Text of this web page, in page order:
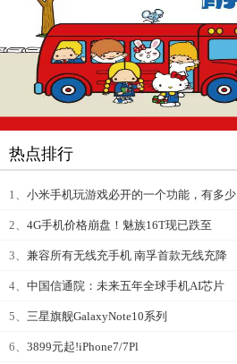
热点排行
1、 小米手机玩游戏必开的一个功能，有多少
2、 4G手机价格崩盘！魅族16T现已跌至
3、 兼容所有无线充手机 南孚首款无线充降
4、 中国信通院：未来五年全球手机AI芯片
5、 三星旗舰GalaxyNote10系列
6、 3899元起!iPhone7/7Pl